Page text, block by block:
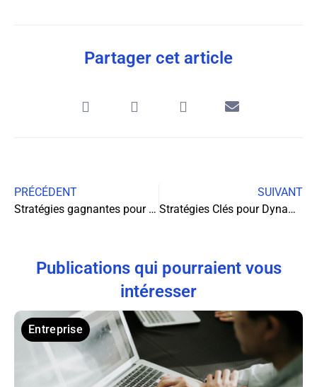
Partager cet article
PRÉCÉDENT
Stratégies gagnantes pour un stand de salon professionnel qui marque les esprits
SUIVANT
Stratégies Clés pour Dynamiser votre Entreprise avec une Campagne SMS Efficace
Publications qui pourraient vous
intéresser
Entreprise